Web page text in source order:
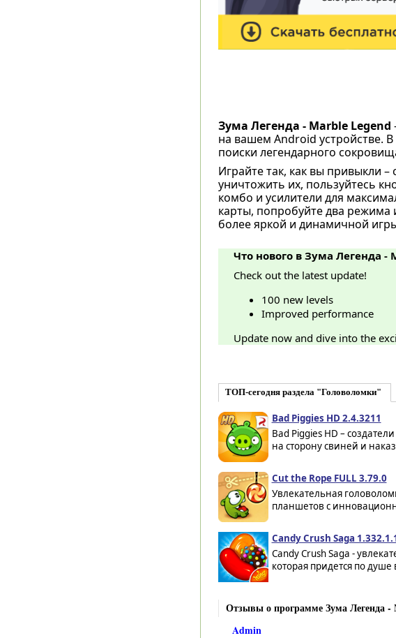
Зума Легенда - Marble Legend
на вашем Android устройстве.
поиски легендарного
Играйте так, как вы привыкли
уничтожить их, пользуйтесь
комбо и усилители для
карты, попробуйте два
более яркой и динамичной
Что нового в Зума Легенда -
Check out the latest update!
​100 new levels
Improved performance
Update now and dive into the
ТОП-сегодня раздела "Головоломки"
Bad Piggies HD 2.4.3211
Bad Piggies HD –
на сторону свиней и
Cut the Rope FULL 3.79.0
Увлекательная
планшетов с
Candy Crush Saga
Candy Crush Saga -
которая придется по
Отзывы о программе Зума Легенда -
Admin